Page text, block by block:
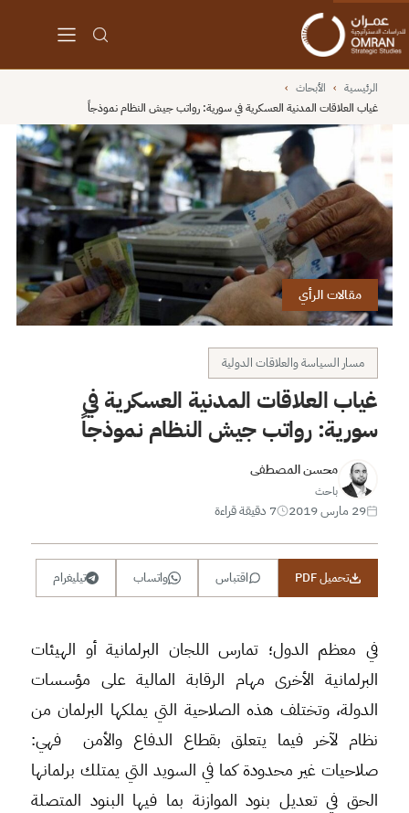
الرئيسية › الأبحاث ›
غياب العلاقات المدنية العسكرية في سورية: رواتب جيش النظام نموذجاً
مقالات الرأي
مسار السياسة والعلاقات الدولية
غياب العلاقات المدنية العسكرية في
سورية: رواتب جيش النظام نموذجاً
محسن المصطفى
باحث
29 مارس 2019 7 دقيقة قراءة
تحميل PDF اقتباس واتساب تيليغرام
في معظم الدول؛ تمارس اللجان البرلمانية أو الهيئات
البرلمانية الأخرى مهام الرقابة المالية على مؤسسات
الدولة، وتختلف هذه الصلاحية التي يملكها البرلمان من
نظام لآخر فيما يتعلق بقطاع الدفاع والأمن فهي:
صلاحيات غير محدودة كما في السويد التي يمتلك برلمانها
الحق في تعديل بنود الموازنة بما فيها البنود المتصلة